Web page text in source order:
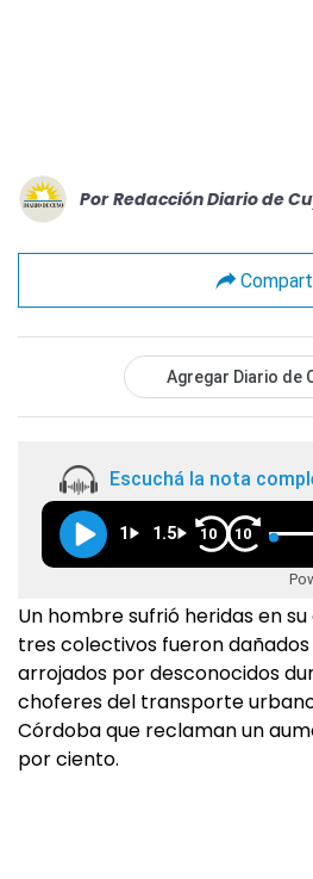
Por Redacción Diario de
Agregar Diario de
Escuchá la nota
1 1.5 10 10
Un hombre sufrió heridas en
tres colectivos fueron
arrojados por desconocidos
choferes del transporte
Córdoba que reclaman un
por ciento.